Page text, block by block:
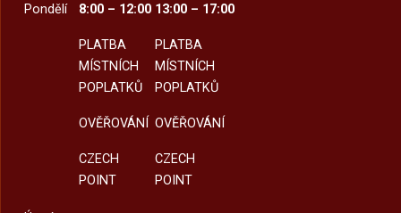
Pondělí 8:00 – 12:00
PLATBA
MÍSTNÍCH
POPLATKŮ
OVĚŘOVÁNÍ
CZECH
POINT
13:00 – 17:00
PLATBA
MÍSTNÍCH
POPLATKŮ
OVĚŘOVÁNÍ
CZECH
POINT